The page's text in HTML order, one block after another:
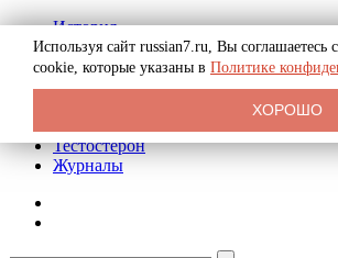
История
Биография
Криминал
Реклама на сайте
Тестостерон
Журналы
Используя сайт russian7.ru, Вы соглашаетесь
cookie, которые указаны в Политике
ХОРОШО